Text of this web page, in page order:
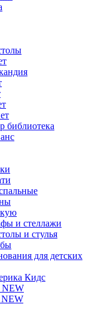
библиотека
и стеллажи
и стулья
для детских
Кидс
NEW
NEW